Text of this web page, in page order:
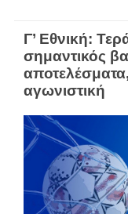
Γ’ Εθνική:
σημαντικός
αγωνιστική